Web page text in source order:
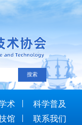
术
科学普及
馆 联系我们